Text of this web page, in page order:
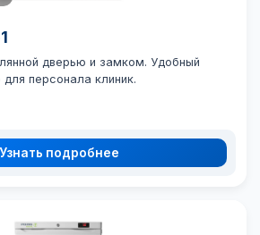
дверью и замком. Удобный
персонала клиник.
Узнать подробнее